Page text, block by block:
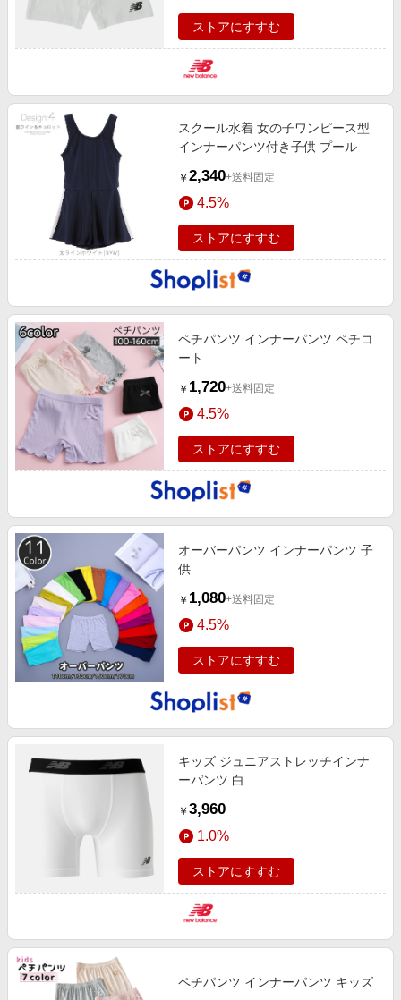
ストアにすすむ
スクール水着 女の子ワンピース型
インナーパンツ付き子供 プール
￥ 2,340+送料固定
4.5%
ストアにすすむ
ペチパンツ インナーパンツ ペチコ
ート
￥ 1,720+送料固定
4.5%
ストアにすすむ
オーバーパンツ インナーパンツ 子
供
￥ 1,080+送料固定
4.5%
ストアにすすむ
キッズ ジュニアストレッチインナ
ーパンツ 白
￥ 3,960
1.0%
ストアにすすむ
ペチパンツ インナーパンツ キッズ